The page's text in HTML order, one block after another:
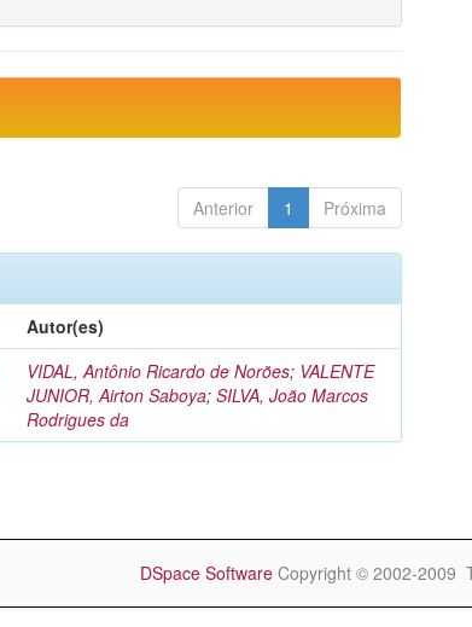
Anterior 1 Próxima
Autor(es)
VIDAL, Antônio Ricardo de Norões; VALENTE
JUNIOR, Airton Saboya;SILVA, João Marcos
Rodrigues da
DSpace Software Copyright © 2002-2009